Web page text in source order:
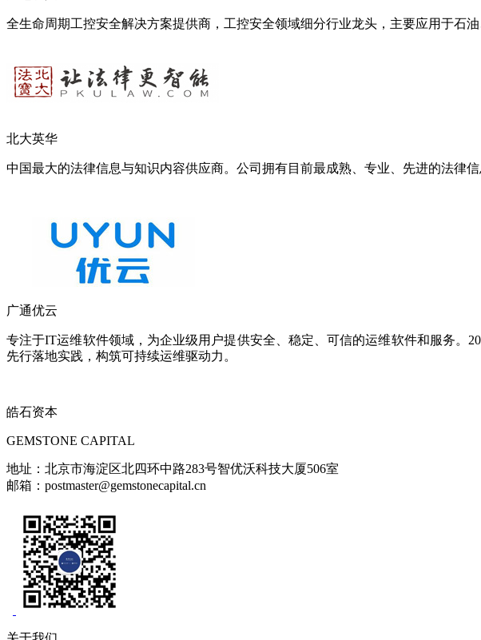
全生命周期工控安全解决方案提供商，工控安全领域细分行业龙头，主要应用于石油
北大英华
中国最大的法律信息与知识内容供应商。公司拥有目前最成熟、专业、先进的法律
广通优云
专注于IT运维软件领域，为企业级用户提供安全、稳定、可信的运维软件和服务。
先行落地实践，构筑可持续运维驱动力。
皓石资本
GEMSTONE CAPITAL
地址：北京市海淀区北四环中路283号智优沃科技大厦506室
邮箱：postmaster@gemstonecapital.cn